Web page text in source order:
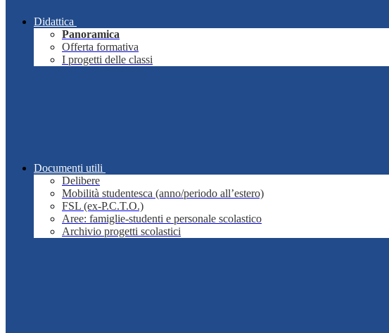
Didattica
Panoramica
Offerta formativa
I progetti delle classi
Documenti utili
Delibere
Mobilità studentesca (anno/periodo all’estero)
FSL (ex-P.C.T.O.)
Aree: famiglie-studenti e personale scolastico
Archivio progetti scolastici